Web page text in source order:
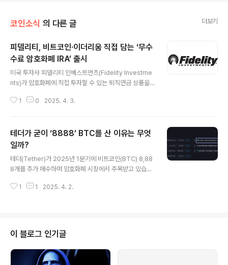
코인소식 의 다른 글 더보기
피델리티, 비트코인·이더리움 직접 담는 ‘무수
수료 암호화폐 IRA’ 출시
미국 투자사 피델리티 인베스트먼츠(Fidelity Investme
nts)가 암호화폐에 직접 투자할 수 있는 퇴직연금 상품을
이더리움(ETH), 라이트코인(LTC)에 투자 가능.별도의 수
RA △전통 IRA △롤오버 IRA에 암호화폐를 편입할 수 있
도록 함.출시 배경: 세금 효율을 고려한 암호화폐 투자 상품
에 대한 고객 수요 증가에 따라 출시됨.금융자문업계 동향:
TMX Vetta Fi 조사에 따르면 자문가 57%가 암호화폐 E
TF 비중을 늘릴 계획이며, 크립토 에쿼티 ETF에 더 집중
하는 추세.추가 활동:피델리티는 디지털 자산 가격을 ..
1 0 2025. 4. 3.
테더가 굳이 ‘8888’ BTC를 산 이유는 무엇
일까?
테더(Tether)가 2025년 1분기에 비트코인(BTC) 8,88
8개를 추가 매수하며 암호화폐 시장에서 주목받고 있습니
0,521 BTC를 보유하게 되었으며, 평가액은 약 84억 달
가 활성화되는 가운데, JP모건은 테더의 자산이 비순응 자
산으로 간주될 수 있다는 분석을 제시했습니다.테더는 이
에 반박하며 규제 우려 속에서도 비트코인 매수를 이어가
며 디지털 자산에 대한 장기적 신뢰를 행동으로 보여줬습
1 1 2025. 4. 2.
이 블로그 인기글